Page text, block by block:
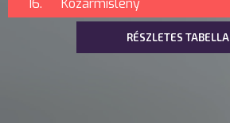
16.
Kozármisleny
RÉSZLETES TABELLA